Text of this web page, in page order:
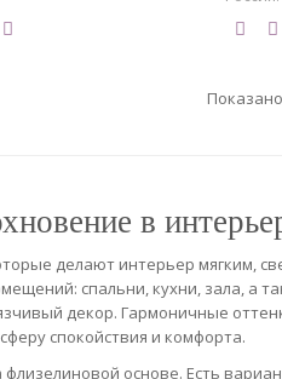
в
делают интерьер мягким,
спальни, кухни, зала, а
декор. Гармоничные
спокойствия и комфорта.
основе. Есть